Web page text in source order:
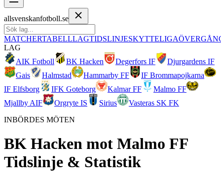
allsvenskanfotboll.se
MATCHERTABELLLAGTIDSLINJESKYTTELIGA
LAG
AIK Fotboll
BK Hacken Degerfors IF
Djurgardens IF
Gais
Halmstad Hammarby FF
IF Brommapojkarna
IF Elfsborg
IFK Goteborg Kalmar FF
Malmo FF
Mjallby AIF
Orgryte IS Sirius
Vasteras SK FK
INBÖRDES MÖTEN
BK Hacken mot Malmo FF
Tidslinje & Statistik